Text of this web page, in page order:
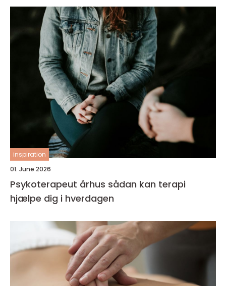
inspiration
01. June 2026
Psykoterapeut århus sådan kan terapi
hjælpe dig i hverdagen